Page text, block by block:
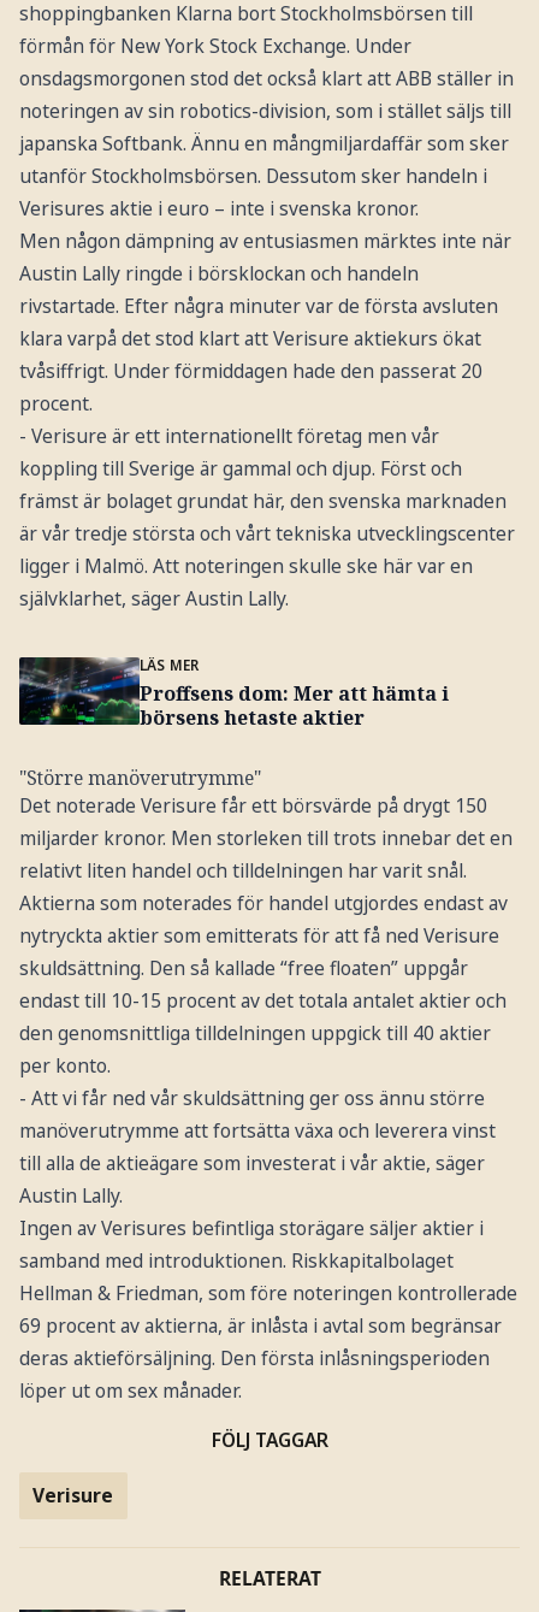
shoppingbanken Klarna bort Stockholmsbörsen till
förmån för New York Stock Exchange. Under
onsdagsmorgonen stod det också klart att ABB ställer in
noteringen av sin robotics-division, som i stället säljs till
japanska Softbank. Ännu en mångmiljardaffär som sker
utanför Stockholmsbörsen. Dessutom sker handeln i
Verisures aktie i euro – inte i svenska kronor.
Men någon dämpning av entusiasmen märktes inte när
Austin Lally ringde i börsklockan och handeln
rivstartade. Efter några minuter var de första avsluten
klara varpå det stod klart att Verisure aktiekurs ökat
tvåsiffrigt. Under förmiddagen hade den passerat 20
procent.
- Verisure är ett internationellt företag men vår
koppling till Sverige är gammal och djup. Först och
främst är bolaget grundat här, den svenska marknaden
är vår tredje största och vårt tekniska utvecklingscenter
ligger i Malmö. Att noteringen skulle ske här var en
självklarhet, säger Austin Lally.
LÄS MER
Proffsens dom: Mer att hämta i
börsens hetaste aktier
"Större manöverutrymme"
Det noterade Verisure får ett börsvärde på drygt 150
miljarder kronor. Men storleken till trots innebar det en
relativt liten handel och tilldelningen har varit snål.
Aktierna som noterades för handel utgjordes endast av
nytryckta aktier som emitterats för att få ned Verisure
skuldsättning. Den så kallade “free floaten” uppgår
endast till 10-15 procent av det totala antalet aktier och
den genomsnittliga tilldelningen uppgick till 40 aktier
per konto.
- Att vi får ned vår skuldsättning ger oss ännu större
manöverutrymme att fortsätta växa och leverera vinst
till alla de aktieägare som investerat i vår aktie, säger
Austin Lally.
Ingen av Verisures befintliga storägare säljer aktier i
samband med introduktionen. Riskkapitalbolaget
Hellman & Friedman, som före noteringen kontrollerade
69 procent av aktierna, är inlåsta i avtal som begränsar
deras aktieförsäljning. Den första inlåsningsperioden
löper ut om sex månader.
FÖLJ TAGGAR
Verisure
RELATERAT